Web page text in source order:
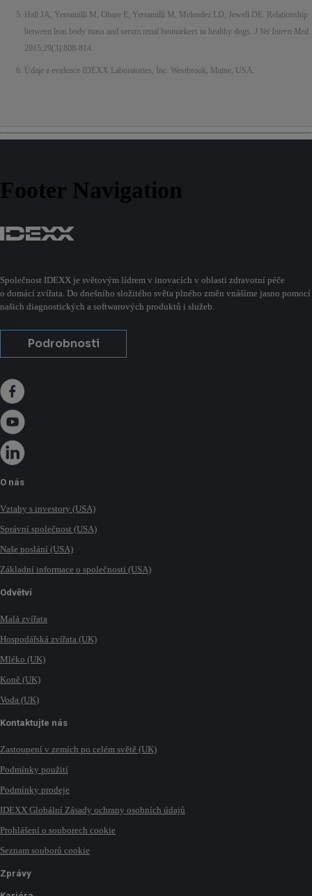
Hall JA, Yerramilli M, Obare E, Yerramilli M, Melendez LD, Jewell DE. Relationship
between lean body mass and serum renal biomarkers in healthy dogs. J Vet Intern Med.
2015;29(3):808-814.
Údaje z evidence IDEXX Laboratories, Inc. Westbrook, Maine, USA.
Footer Navigation
Společnost IDEXX je světovým lídrem v inovacích v oblasti zdravotní péče
o domácí zvířata. Do dnešního složitého světa plného změn vnášíme jasno pomocí
našich diagnostických a softwarových produktů i služeb.
Podrobnosti
O nás
Vztahy s investory (USA)
Správní společnost (USA)
Naše poslání (USA)
Základní informace o společnosti (USA)
Odvětví
Malá zvířata
Hospodářská zvířata (UK)
Mléko (UK)
Koně (UK)
Voda (UK)
Kontaktujte nás
Zastoupení v zemích po celém světě (UK)
Podmínky použití
Podmínky prodeje
IDEXX Globální Zásady ochrany osobních údajů
Prohlášení o souborech cookie
Seznam souborů cookie
Zprávy